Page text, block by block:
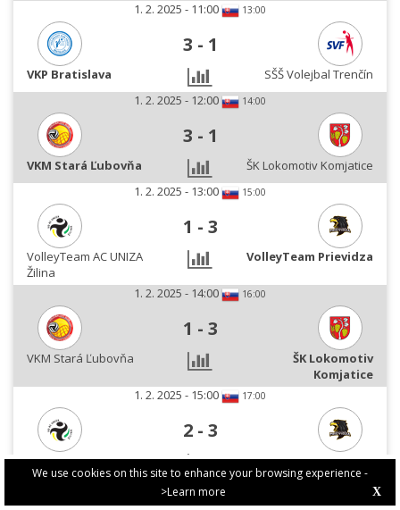
We use cookies on this site to enhance your browsing experience -
>Learn more
X
1. 2. 2025 - 11:00 13:00
3 - 1
VKP Bratislava
SŠŠ Volejbal Trenčín
1. 2. 2025 - 12:00
14:00
3 - 1
VKM Stará Ľubovňa
ŠK Lokomotiv Komjatice
1. 2. 2025 - 13:00
15:00
1 - 3
VolleyTeam AC UNIZA
Žilina
VolleyTeam Prievidza
1. 2. 2025 - 14:00 16:00
1 - 3
VKM Stará Ľubovňa
ŠK Lokomotiv
Komjatice
1. 2. 2025 - 15:00
17:00
2 - 3
VolleyTeam AC UNIZA
Žilina
VolleyTeam Prievidza